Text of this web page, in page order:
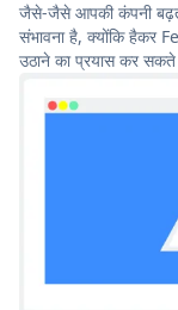
जैसे-जैसे आपकी कंपनी
संभावना है, क्योंकि हैकर
उठाने का प्रयास कर